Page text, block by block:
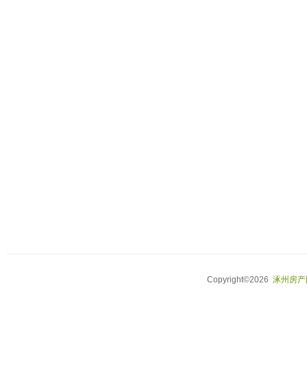
Copyright©2026 涿州房